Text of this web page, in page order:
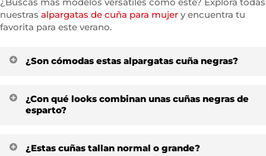
¿Buscas más modelos versátiles como este? Explora todas
nuestras alpargatas de cuña para mujer y encuentra tu
favorita para este verano.
¿Son cómodas estas alpargatas cuña negras?
hacen que caminar con ellas durante horas sea un
gustazo.
¿Con qué looks combinan unas cuñas negras de
esparto?
pantalones claros u oscuros. Es el color más versátil
¿Estas cuñas tallan normal o grande?